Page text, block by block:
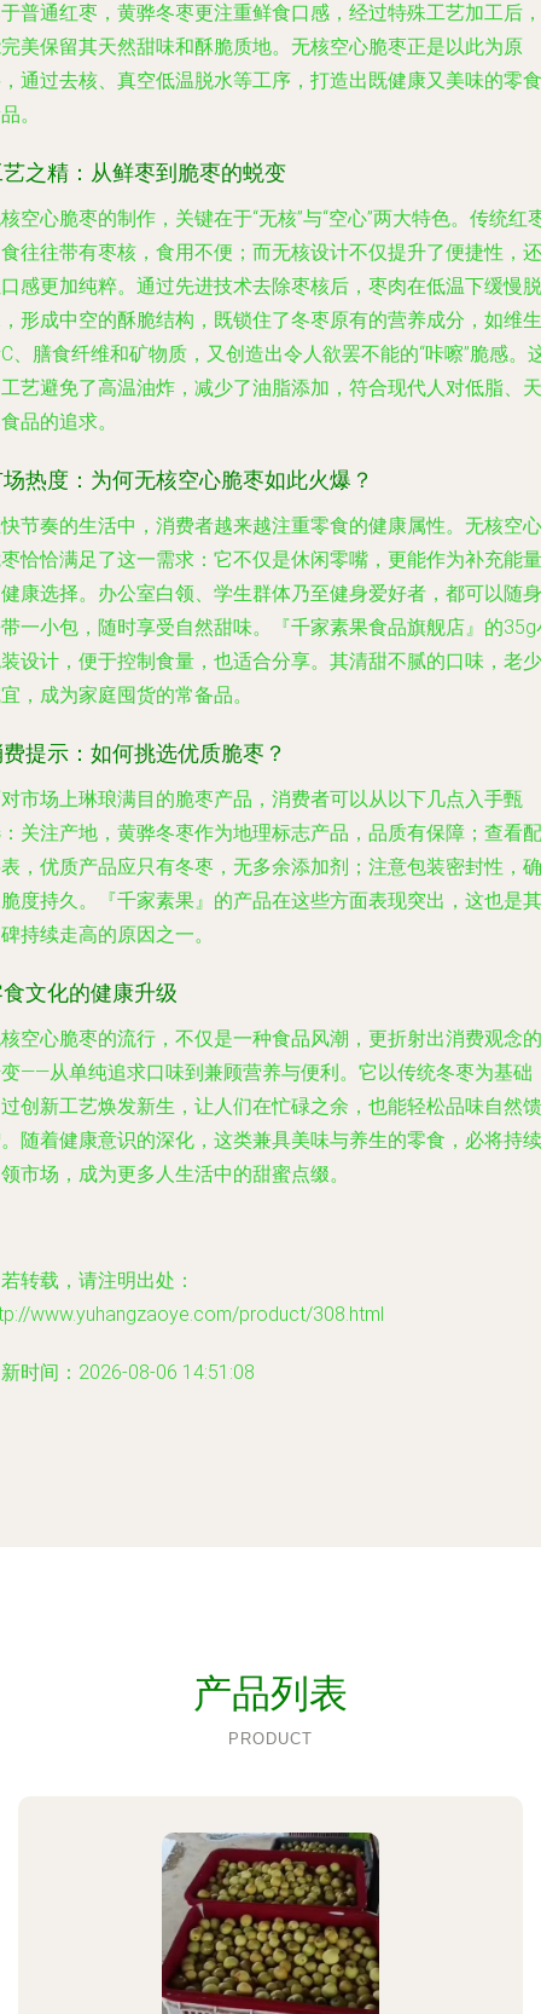
普通红枣，黄骅冬枣更注重鲜食口感，经过特殊工艺加工后，
美保留其天然甜味和酥脆质地。无核空心脆枣正是以此为原
通过去核、真空低温脱水等工序，打造出既健康又美味的零食
。
之精：从鲜枣到脆枣的蜕变
空心脆枣的制作，关键在于“无核”与“空心”两大特色。传统红
往往带有枣核，食用不便；而无核设计不仅提升了便捷性，还
感更加纯粹。通过先进技术去除枣核后，枣肉在低温下缓慢脱
形成中空的酥脆结构，既锁住了冬枣原有的营养成分，如维生
、膳食纤维和矿物质，又创造出令人欲罢不能的“咔嚓”脆感。
艺避免了高温油炸，减少了油脂添加，符合现代人对低脂、天
品的追求。
热度：为何无核空心脆枣如此火爆？
节奏的生活中，消费者越来越注重零食的健康属性。无核空心
恰恰满足了这一需求：它不仅是休闲零嘴，更能作为补充能量
康选择。办公室白领、学生群体乃至健身爱好者，都可以随身
一小包，随时享受自然甜味。『千家素果食品旗舰店』的35g
设计，便于控制食量，也适合分享。其清甜不腻的口味，老少
，成为家庭囤货的常备品。
提示：如何挑选优质脆枣？
市场上琳琅满目的脆枣产品，消费者可以从以下几点入手甄
关注产地，黄骅冬枣作为地理标志产品，品质有保障；查看配
，优质产品应只有冬枣，无多余添加剂；注意包装密封性，确
度持久。『千家素果』的产品在这些方面表现突出，这也是其
持续走高的原因之一。
文化的健康升级
空心脆枣的流行，不仅是一种食品风潮，更折射出消费观念的
——从单纯追求口味到兼顾营养与便利。它以传统冬枣为基础
创新工艺焕发新生，让人们在忙碌之余，也能轻松品味自然馈
随着健康意识的深化，这类兼具美味与养生的零食，必将持续
市场，成为更多人生活中的甜蜜点缀。
转载，请注明出处：
www.yuhangzaoye.com/product/308.html
时间：2026-08-06 14:51:08
产品列表
PRODUCT